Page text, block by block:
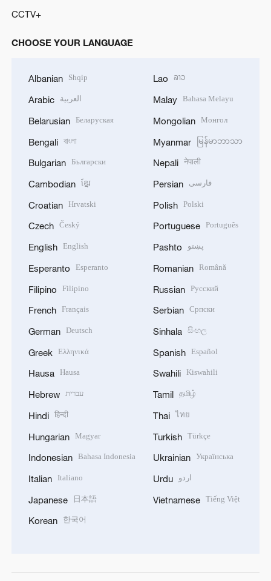
CCTV+
CHOOSE YOUR LANGUAGE
Albanian Shqip
Arabic العربية
Belarusian Беларуская
Bengali বাংলা
Bulgarian Български
Cambodian ខ្មែរ
Croatian Hrvatski
Czech Český
English English
Esperanto Esperanto
Filipino Filipino
French Français
German Deutsch
Greek Ελληνικά
Hausa Hausa
Hebrew עברית
Hindi हिन्दी
Hungarian Magyar
Indonesian Bahasa Indonesia
Italian Italiano
Japanese 日本語
Korean 한국어
Lao ລາວ
Malay Bahasa Melayu
Mongolian Монгол
Myanmar မြန်မာဘာသာ
Nepali नेपाली
Persian فارسی
Polish Polski
Portuguese Português
Pashto پښتو
Romanian Română
Russian Русский
Serbian Српски
Sinhala සිංහල
Spanish Español
Swahili Kiswahili
Tamil தமிழ்
Thai ไทย
Turkish Türkçe
Ukrainian Українська
Urdu اردو
Vietnamese Tiếng Việt